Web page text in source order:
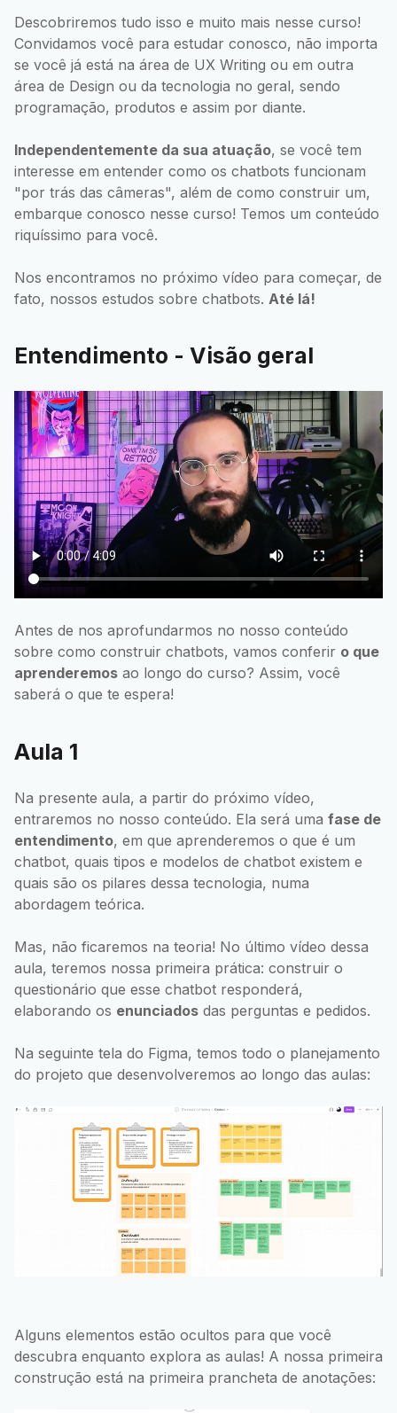
Descobriremos tudo isso e muito mais nesse curso!
Convidamos você para estudar conosco, não importa
se você já está na área de UX Writing ou em outra
área de Design ou da tecnologia no geral, sendo
programação, produtos e assim por diante.
Independentemente da sua atuação, se você tem
interesse em entender como os chatbots funcionam
"por trás das câmeras", além de como construir um,
embarque conosco nesse curso! Temos um conteúdo
riquíssimo para você.
Nos encontramos no próximo vídeo para começar, de
fato, nossos estudos sobre chatbots. Até lá!
Entendimento - Visão geral
Antes de nos aprofundarmos no nosso conteúdo
sobre como construir chatbots, vamos conferir o que
aprenderemos ao longo do curso? Assim, você
saberá o que te espera!
Aula 1
Na presente aula, a partir do próximo vídeo,
entraremos no nosso conteúdo. Ela será uma fase de
entendimento, em que aprenderemos o que é um
chatbot, quais tipos e modelos de chatbot existem e
quais são os pilares dessa tecnologia, numa
abordagem teórica.
Mas, não ficaremos na teoria! No último vídeo dessa
aula, teremos nossa primeira prática: construir o
questionário que esse chatbot responderá,
elaborando os enunciados das perguntas e pedidos.
Na seguinte tela do Figma, temos todo o planejamento
do projeto que desenvolveremos ao longo das aulas:
Alguns elementos estão ocultos para que você
descubra enquanto explora as aulas! A nossa primeira
construção está na primeira prancheta de anotações: